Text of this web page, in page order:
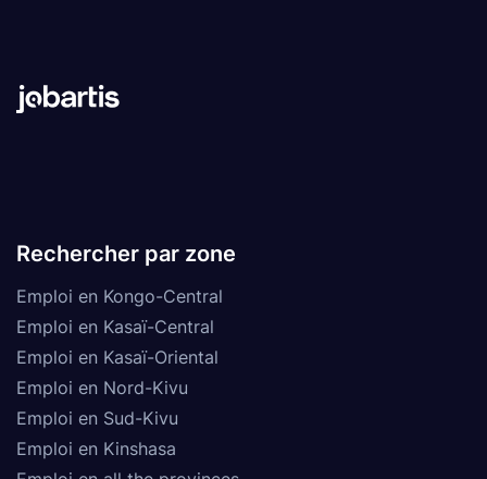
Rechercher par zone
Emploi en Kongo-Central
Emploi en Kasaï-Central
Emploi en Kasaï-Oriental
Emploi en Nord-Kivu
Emploi en Sud-Kivu
Emploi en Kinshasa